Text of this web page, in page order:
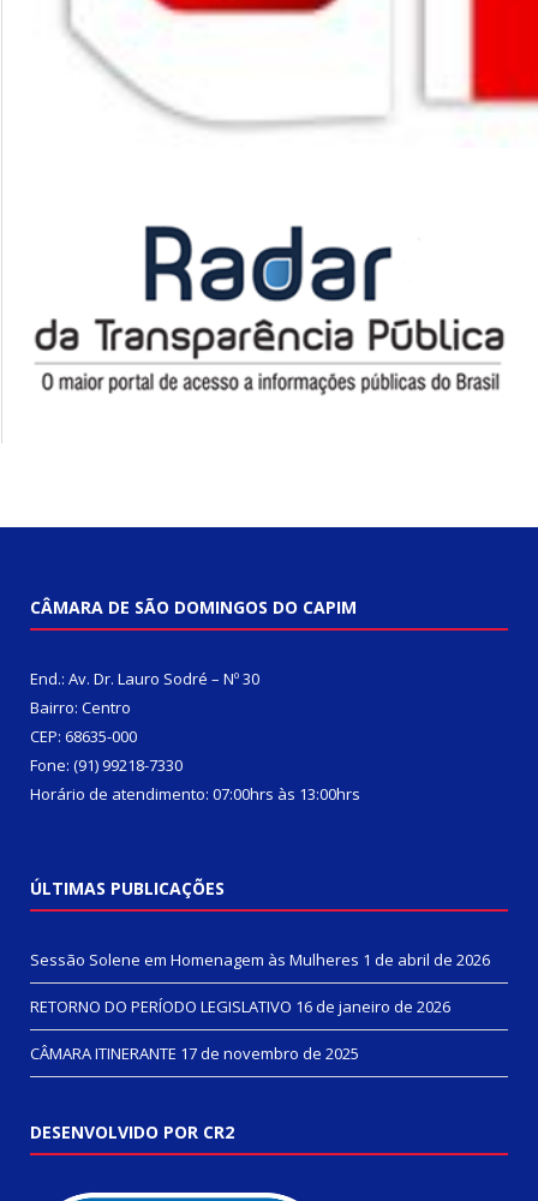
CÂMARA DE SÃO DOMINGOS DO CAPIM
End.: Av. Dr. Lauro Sodré – Nº 30
Bairro: Centro
CEP: 68635-000
Fone: (91) 99218-7330
Horário de atendimento: 07:00hrs às 13:00hrs
ÚLTIMAS PUBLICAÇÕES
Sessão Solene em Homenagem às Mulheres 1 de abril de 2026
RETORNO DO PERÍODO LEGISLATIVO 16 de janeiro de 2026
CÂMARA ITINERANTE 17 de novembro de 2025
DESENVOLVIDO POR CR2